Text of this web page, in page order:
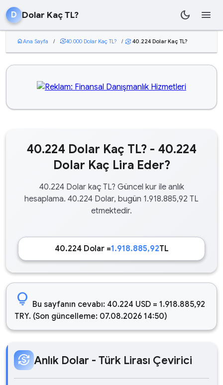
D Dolar Kaç TL? dark_mode menu
homeAna Sayfa / currency_exchange40.000 Dolar Kaç TL? / currency_exchange 40.224 Dolar Kaç TL?
40.224 Dolar Kaç TL? - 40.224
Dolar Kaç Lira Eder?
40.224 Dolar kaç TL? Güncel kur ile anlık
hesaplama. 40.224 Dolar, bugün 1.918.885,92 TL
etmektedir.
40.224 Dolar =1.918.885,92TL
lightbulb Bu sayfanın cevabı: 40.224 USD = 1.918.885,92
TRY. (Son güncelleme: 07.08.2026 14:50)
currency_exchange Anlık Dolar - Türk Lirası Çevirici